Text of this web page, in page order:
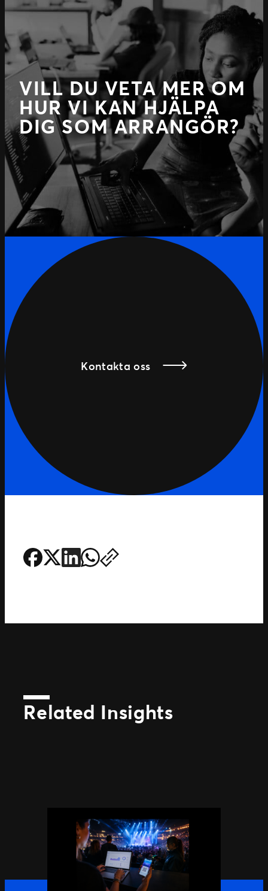
VILL DU VETA MER OM
HUR VI KAN HJÄLPA
DIG SOM ARRANGÖR?
Kontakta oss
Related Insights